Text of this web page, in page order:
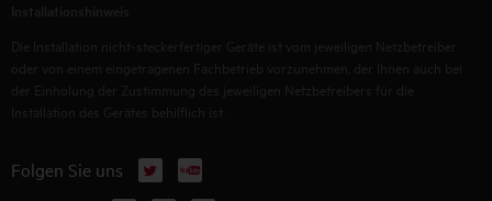
Folgen Sie uns X
YouTube